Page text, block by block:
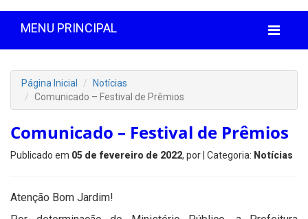
MENU PRINCIPAL
Página Inicial
Notícias
Comunicado – Festival de Prêmios
Comunicado – Festival de Prêmios
Publicado em 05 de fevereiro de 2022, por | Categoria: Notícias
Atenção Bom Jardim!